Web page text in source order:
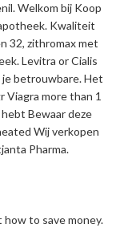
Welkom bij Koop
Kwaliteit
32, zithromax met
Levitra or Cialis
betrouwbare. Het
Viagra more than 1
Bewaar deze
Wij verkopen
Pharma.
how to save money.